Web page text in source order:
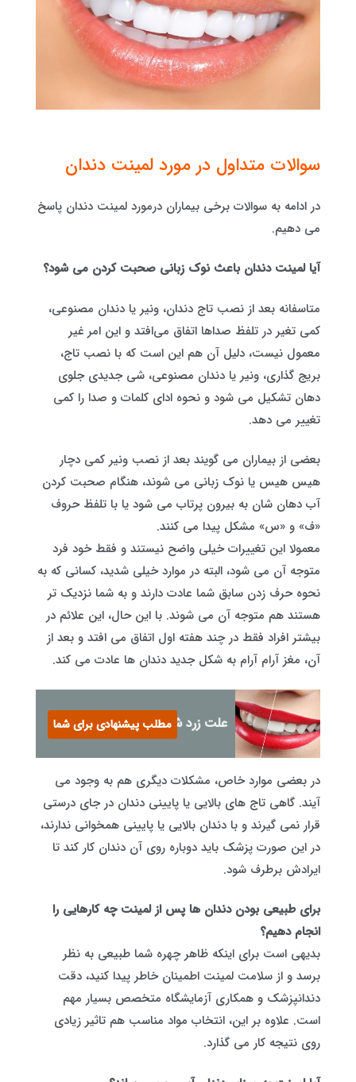
سوالات متداول در مورد لمینت دندان
در ادامه به سوالات برخی بیماران درمورد لمینت دندان پاسخ
می دهیم.
آیا لمینت دندان باعث نوک زبانی صحبت کردن می شود؟
متاسفانه بعد از نصب تاج دندان، ونیر یا دندان مصنوعی،
کمی تغیر در تلفظ صداها اتفاق می‌‌افتد و این امر غیر
معمول نیست، دلیل آن هم این است که با نصب تاج،
بریج‌ گذاری، ونیر یا دندان‌ مصنوعی، شی جدیدی جلوی
دهان تشکیل می شود و نحوه ادای کلمات و صدا را کمی
تغییر می دهد.
بعضی از بیماران می گویند بعد از نصب ونیر کمی دچار
هیس‌ هیس یا نوک‌ زبانی می شوند، هنگام صحبت کردن
آب دهان شان به بیرون پرتاب می شود یا با تلفظ حروف
«ف» و «س» مشکل پیدا می کنند.
معمولا این تغییرات خیلی واضح نیستند و فقط خود فرد
متوجه آن می شود، البته در موارد خیلی شدید، کسانی که به
نحوه حرف زدن سابق شما عادت دارند و به شما نزدیک تر
هستند هم متوجه آن می شوند. با این حال، این علائم در
بیشتر افراد فقط در چند هفته اول اتفاق می افتد و بعد از
آن، مغز آرام‌ آرام به شکل جدید دندان ها عادت می کند.
علت زرد شدن دندانمطلب پیشنهادی برای شما
در بعضی موارد خاص، مشکلات دیگری هم به وجود می
آیند. گاهی تاج های بالایی یا پایینی دندان در جای درستی
قرار نمی گیرند و با دندان بالایی یا پایینی همخوانی ندارند،
در این صورت پزشک باید دوباره روی آن دندان کار کند تا
ایرادش برطرف شود.
برای طبیعی بودن دندان ها پس از لمینت چه کارهایی را
انجام دهیم؟
بدیهی است برای اینکه ظاهر چهره‌ شما طبیعی به نظر
برسد و از سلامت لمینت اطمینان خاطر پیدا کنید، دقت
دندانپزشک و همکاری آزمایشگاه متخصص بسیار مهم
است. علاوه بر این، انتخاب مواد مناسب هم تاثیر زیادی
روی نتیجه کار می گذارد.